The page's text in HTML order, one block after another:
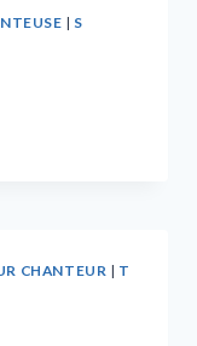
| S
CHANTEUR | T